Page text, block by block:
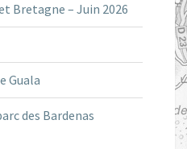
Bretagne – Juin 2026
Guala
des Bardenas